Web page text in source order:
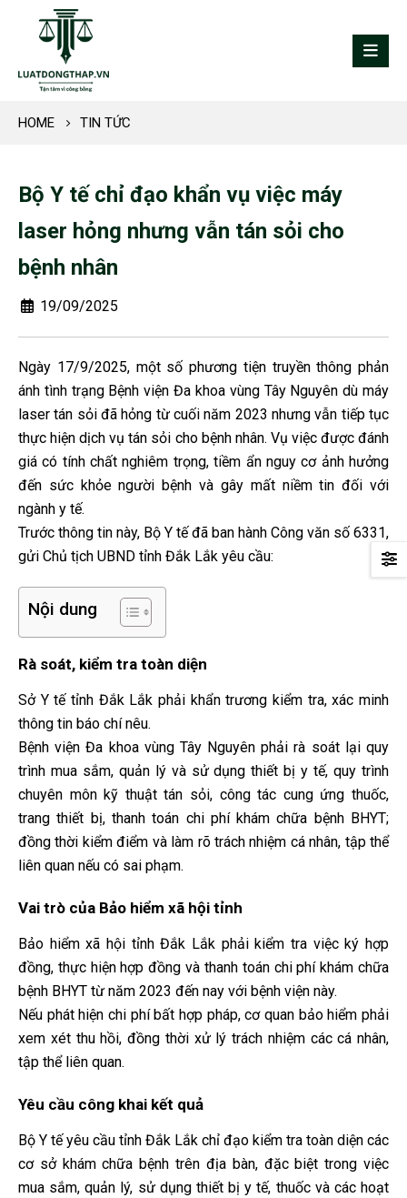
HOME TIN TỨC
Bộ Y tế chỉ đạo khẩn vụ việc máy
laser hỏng nhưng vẫn tán sỏi cho
bệnh nhân
19/09/2025
Ngày 17/9/2025, một số phương tiện truyền thông phản
ánh tình trạng Bệnh viện Đa khoa vùng Tây Nguyên dù máy
laser tán sỏi đã hỏng từ cuối năm 2023 nhưng vẫn tiếp tục
thực hiện dịch vụ tán sỏi cho bệnh nhân. Vụ việc được đánh
giá có tính chất nghiêm trọng, tiềm ẩn nguy cơ ảnh hưởng
đến sức khỏe người bệnh và gây mất niềm tin đối với
ngành y tế.
Trước thông tin này, Bộ Y tế đã ban hành Công văn số 6331,
gửi Chủ tịch UBND tỉnh Đắk Lắk yêu cầu:
Nội dung
Rà soát, kiểm tra toàn diện
Sở Y tế tỉnh Đắk Lắk phải khẩn trương kiểm tra, xác minh
thông tin báo chí nêu.
Bệnh viện Đa khoa vùng Tây Nguyên phải rà soát lại quy
trình mua sắm, quản lý và sử dụng thiết bị y tế, quy trình
chuyên môn kỹ thuật tán sỏi, công tác cung ứng thuốc,
trang thiết bị, thanh toán chi phí khám chữa bệnh BHYT;
đồng thời kiểm điểm và làm rõ trách nhiệm cá nhân, tập thể
liên quan nếu có sai phạm.
Vai trò của Bảo hiểm xã hội tỉnh
Bảo hiểm xã hội tỉnh Đắk Lắk phải kiểm tra việc ký hợp
đồng, thực hiện hợp đồng và thanh toán chi phí khám chữa
bệnh BHYT từ năm 2023 đến nay với bệnh viện này.
Nếu phát hiện chi phí bất hợp pháp, cơ quan bảo hiểm phải
xem xét thu hồi, đồng thời xử lý trách nhiệm các cá nhân,
tập thể liên quan.
Yêu cầu công khai kết quả
Bộ Y tế yêu cầu tỉnh Đắk Lắk chỉ đạo kiểm tra toàn diện các
cơ sở khám chữa bệnh trên địa bàn, đặc biệt trong việc
mua sắm, quản lý, sử dụng thiết bị y tế, thuốc và các hoạt